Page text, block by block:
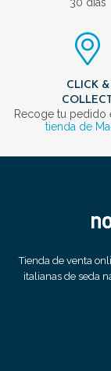
CLICK &
Recoge tu pedido
tienda de
Tienda de venta
italianas de seda